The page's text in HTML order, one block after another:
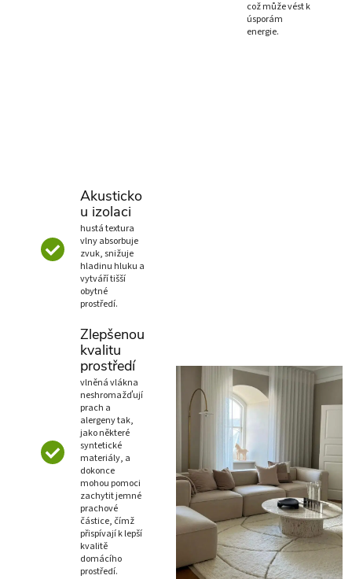
což může vést k
úsporám
energie.
Akusticko
u izolaci
hustá textura
vlny absorbuje
zvuk, snižuje
hladinu hluku a
vytváří tišší
obytné
prostředí.
Zlepšenou
kvalitu
prostředí
vlněná vlákna
neshromažďují
prach a
alergeny tak,
jako některé
syntetické
materiály, a
dokonce
mohou pomoci
zachytit jemné
prachové
částice, čímž
přispívají k lepší
kvalitě
domácího
prostředí.